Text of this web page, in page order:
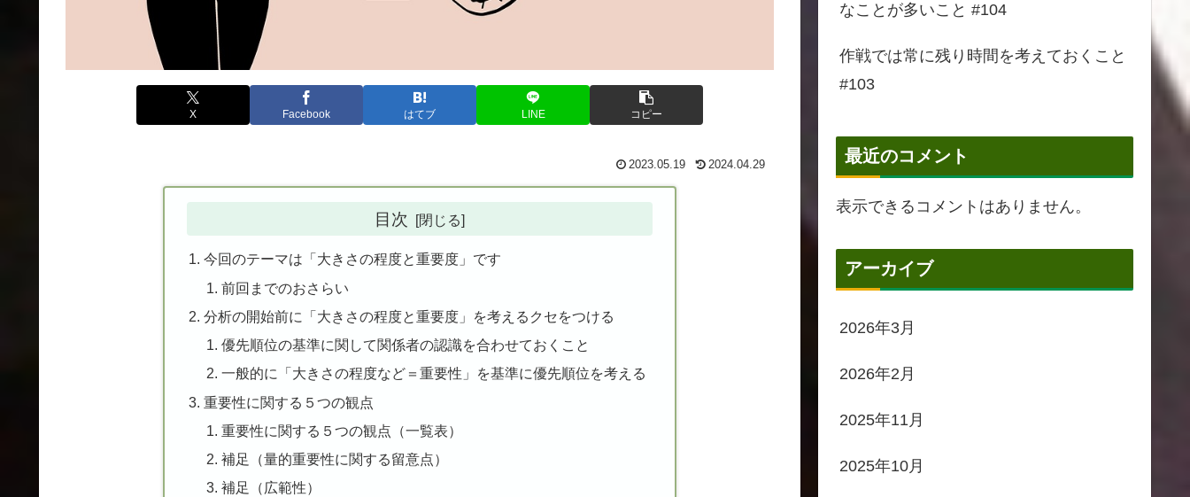
X Facebook はてブ LINE コピー
2023.05.19 2024.04.29
目次
今回のテーマは「大きさの程度と重要度」です
前回までのおさらい
分析の開始前に「大きさの程度と重要度」を考えるクセをつける
優先順位の基準に関して関係者の認識を合わせておくこと
一般的に「大きさの程度など＝重要性」を基準に優先順位を考える
重要性に関する５つの観点
重要性に関する５つの観点（一覧表）
補足（量的重要性に関する留意点）
補足（広範性）
なことが多いこと #104
作戦では常に残り時間を考えておくこと
#103
最近のコメント
表示できるコメントはありません。
アーカイブ
2026年3月
2026年2月
2025年11月
2025年10月